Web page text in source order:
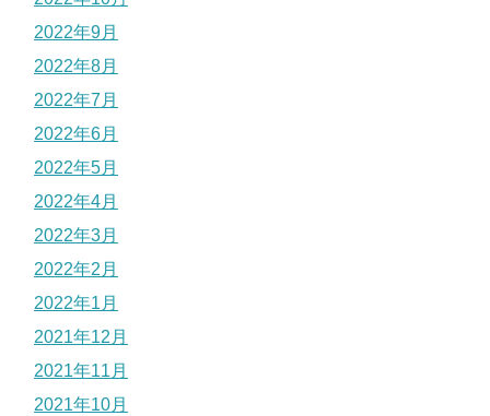
2022年9月
2022年8月
2022年7月
2022年6月
2022年5月
2022年4月
2022年3月
2022年2月
2022年1月
2021年12月
2021年11月
2021年10月